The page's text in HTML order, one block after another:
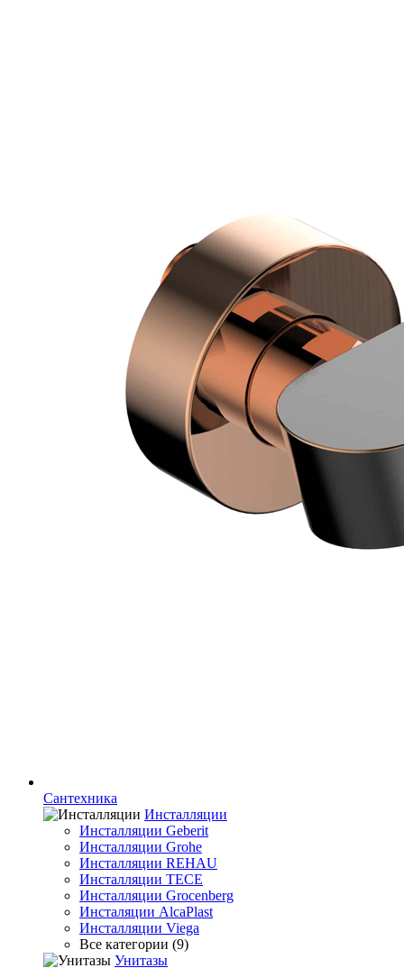
Сантехника
Инсталляции
Инсталляции Geberit
Инсталляции Grohe
Инсталляции REHAU
Инсталляции TECE
Инсталляции Grocenberg
Инсталяции AlcaPlast
Инсталляции Viega
Все категории (9)
Унитазы